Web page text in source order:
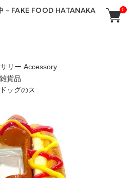
- FAKE FOOD HATANAKA 0
リー Accessory
貨品
ッグのス